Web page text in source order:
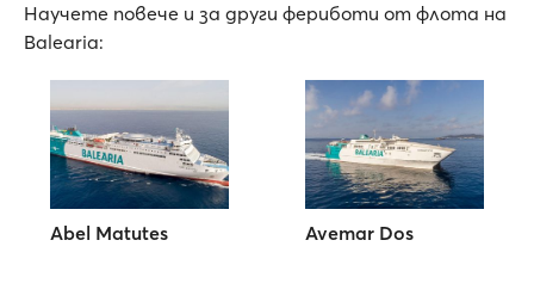
Научете повече и за други фериботи от флота на
Balearia:
Abel Matutes Avemar Dos